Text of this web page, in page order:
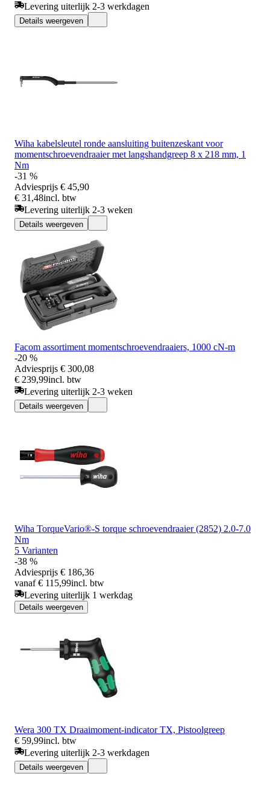
Levering uiterlijk 2-3 werkdagen
Details weergeven
Wiha kabelsleutel ronde aansluiting buitenzeskant voor
momentschroevendraaier met langshandgreep 8 x 218 mm, 1
Nm
-31 %
Adviesprijs € 45,90
€ 31,48incl. btw
Levering uiterlijk 2-3 weken
Details weergeven
Facom assortiment momentschroevendraaiers, 1000 cN-m
-20 %
Adviesprijs € 300,08
€ 239,99incl. btw
Levering uiterlijk 2-3 weken
Details weergeven
Wiha TorqueVario®-S torque schroevendraaier (2852) 2.0-7.0
Nm
5 Varianten
-38 %
Adviesprijs € 186,36
vanaf € 115,99incl. btw
Levering uiterlijk 1 werkdag
Details weergeven
Wera 300 TX Draaimoment-indicator TX, Pistoolgreep
€ 59,99incl. btw
Levering uiterlijk 2-3 werkdagen
Details weergeven